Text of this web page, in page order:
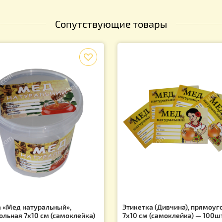
Сопутствующие товары
f